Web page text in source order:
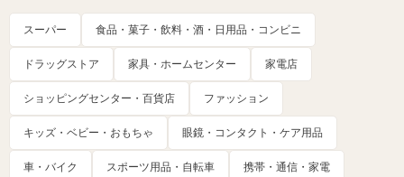
スーパー 食品・菓子・飲料・酒・日用品・コンビニ
ドラッグストア 家具・ホームセンター 家電店
ショッピングセンター・百貨店 ファッション
キッズ・ベビー・おもちゃ 眼鏡・コンタクト・ケア用品
車・バイク スポーツ用品・自転車 携帯・通信・家電